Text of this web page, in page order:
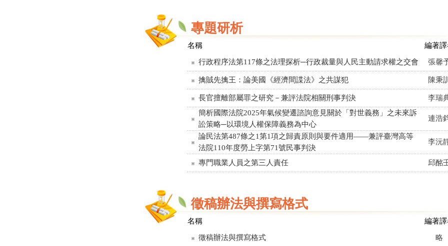
專題研析
名稱 編著
行政程序法第117條之法理探析─行政裁量與人民主動請求權之交會 張馨
擒賊先擒王：論美國《經濟間諜法》之共謀犯 陳秉訓
長官擅離部屬罪之研究－兼評法院相關刑事判決
李瑞
簡析國際法院2025年氣候變遷諮詢意見關於「對世義務」之未來訴
訟策略─以環境人權保障義務為中心
連浩
論民法第487條之1第1項之歸責原則與要件適用——兼評臺灣高等
法院110年度勞上字第71號民事判決
李沅
專門職業人員之第三人責任 邱酩
徵稿辦法與撰寫格式
名稱 編著
徵稿辦法與撰寫格式 略